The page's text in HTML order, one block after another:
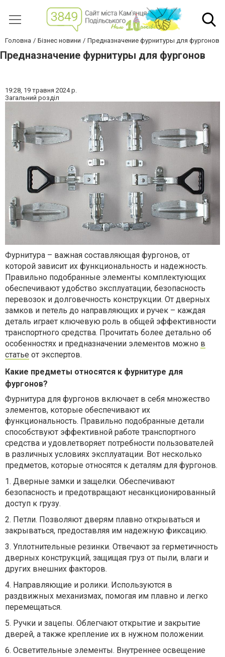
Головна Бізнес новини Предназначение фурнитуры для фургонов
Предназначение фурнитуры для фургонов
19:28, 19 травня 2024 р.
Загальний розділ
Фурнитура – важная составляющая фургонов, от
которой зависит их функциональность и надежность.
Правильно подобранные элементы комплектующих
обеспечивают удобство эксплуатации, безопасность
перевозок и долговечность конструкции. От дверных
замков и петель до направляющих и ручек – каждая
деталь играет ключевую роль в общей эффективности
транспортного средства. Прочитать более детально об
особенностях и предназначении элементов можно в
статье от экспертов.
Какие предметы относятся к фурнитуре для
фургонов?
Фурнитура для фургонов включает в себя множество
элементов, которые обеспечивают их
функциональность. Правильно подобранные детали
способствуют эффективной работе транспортного
средства и удовлетворяет потребности пользователей
в различных условиях эксплуатации. Вот несколько
предметов, которые относятся к деталям для фургонов.
1. Дверные замки и защелки. Обеспечивают
безопасность и предотвращают несанкционированный
доступ к грузу.
2. Петли. Позволяют дверям плавно открываться и
закрываться, предоставляя им надежную фиксацию.
3. Уплотнительные резинки. Отвечают за герметичность
дверных конструкций, защищая груз от пыли, влаги и
других внешних факторов.
4. Направляющие и ролики. Используются в
раздвижных механизмах, помогая им плавно и легко
перемещаться.
5. Ручки и зацепы. Облегчают открытие и закрытие
дверей, а также крепление их в нужном положении.
6. Осветительные элементы. Внутреннее освещение